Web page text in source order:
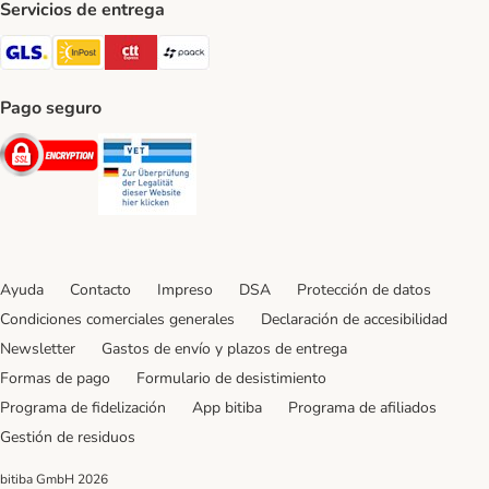
Servicios de entrega
GLS Shipping Method
InPost Shipping Method
CTTExpress Shipping Method
paack Shipping Method
Pago seguro
Security
Ayuda Contacto Impreso DSA
Protección de datos
Condiciones comerciales generales
Declaración de accesibilidad
Newsletter
Gastos de envío y plazos de entrega
Formas de pago
Formulario de desistimiento
Programa de fidelización
App bitiba
Programa de afiliados
Gestión de residuos
bitiba GmbH 2026